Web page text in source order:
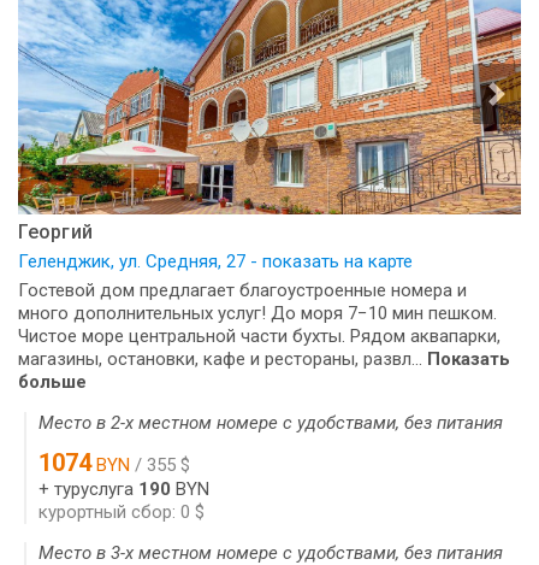
Георгий
Геленджик, ул. Средняя, 27 - показать на карте
Гостевой дом предлагает благоустроенные номера и
много дополнительных услуг! До моря 7−10 мин пешком.
Чистое море центральной части бухты. Рядом аквапарки,
магазины, остановки, кафе и рестораны, развл... Показать
больше
Место в 2-х местном номере с удобствами, без питания
1074BYN / 355 $
+ туруслуга 190 BYN
курортный сбор: 0 $
Место в 3-х местном номере с удобствами, без питания